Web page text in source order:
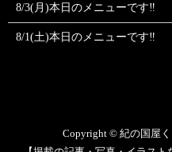
8/3(月)本日のメニューです‼️
8/1(土)本日のメニューです‼️
Copyright © 紀の国屋